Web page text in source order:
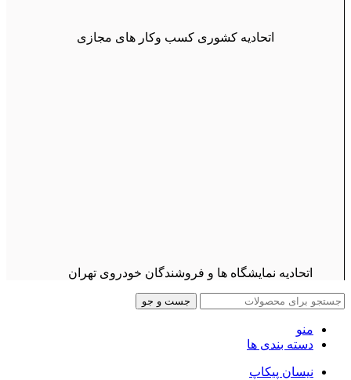
اتحادیه کشوری کسب وکار های مجازی
اتحادیه نمایشگاه ها و فروشندگان خودروی تهران
جست و جو
منو
دسته بندی ها
نیسان پیکاپ